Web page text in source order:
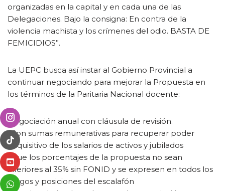
organizadas en la capital y en cada una de las
Delegaciones. Bajo la consigna: En contra de la
violencia machista y los crímenes del odio. BASTA DE
FEMICIDIOS”.
La UEPC busca así instar al Gobierno Provincial a
continuar negociando para mejorar la Propuesta en
los términos de la Paritaria Nacional docente:
Negociación anual con cláusula de revisión.
-Con sumas remunerativas para recuperar poder
adquisitivo de los salarios de activos y jubilados
-Que los porcentajes de la propuesta no sean
inferiores al 35% sin FONID y se expresen en todos los
cargos y posiciones del escalafón